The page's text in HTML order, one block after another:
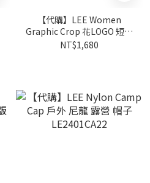
【代購】LEE Women
Graphic Crop 花LOGO 短版
短袖 短T LE2402ST04
NT$1,680